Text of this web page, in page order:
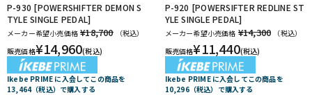
P-930 [POWERSHIFTER DEMON S
TYLE SINGLE PEDAL]
メーカー希望小売価格 ¥18,700
（税込）
販売価格¥14,960(税込)
Ikebe PRIME に入会してこの商品を
13,464（税込）で購入する
P-920 [POWERSIFTER REDLINE ST
YLE SINGLE PEDAL]
メーカー希望小売価格 ¥14,300
（税込）
販売価格¥11,440(税込)
Ikebe PRIME に入会してこの商品を
10,296（税込）で購入する